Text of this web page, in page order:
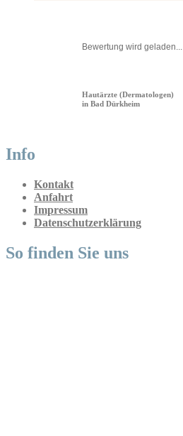
Bewertung wird geladen...
Hautärzte (Dermatologen)
in Bad Dürkheim
Info
Kontakt
Anfahrt
Impressum
Datenschutzerklärung
So finden Sie uns